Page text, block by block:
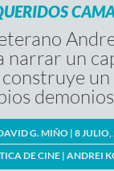
narrar un
G. MIÑO| 8
DE CINE | ANDREI